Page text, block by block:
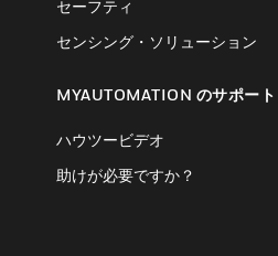
セーフティ
センシング・ソリューション
MYAUTOMATION のサポート
ハウツービデオ
助けが必要ですか？